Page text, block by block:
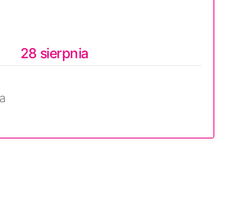
28 sierpnia